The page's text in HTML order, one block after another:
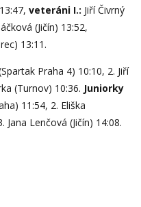
veteráni I.: Jiří Čivrný
(Jičín) 13:52,
13:11.
Praha 4) 10:10, 2. Jiří
(Turnov) 10:36. Juniorky
11:54, 2. Eliška
Lenčová (Jičín) 14:08.